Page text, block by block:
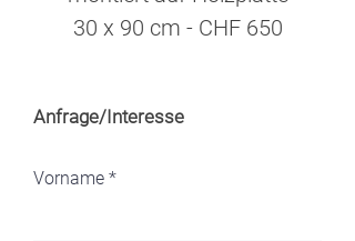
30 x 90 cm - CHF 650
Anfrage/Interesse
Vorname